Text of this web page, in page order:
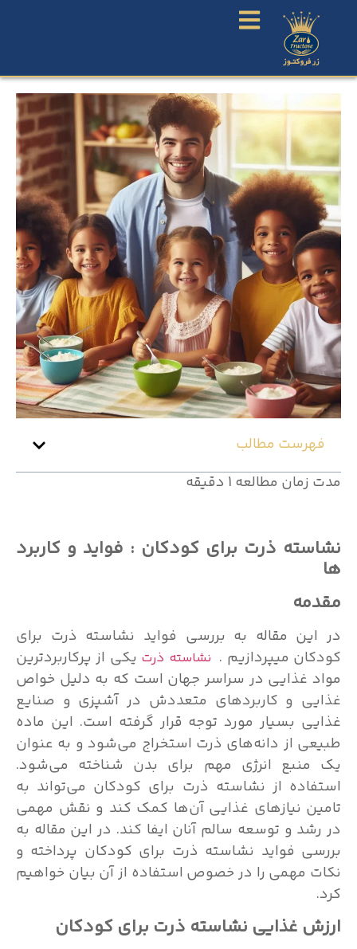
فهرست مطالب
مدت زمان مطالعه 1 دقیقه
نشاسته ذرت برای کودکان : فواید و کاربرد
ها
مقدمه
در این مقاله به بررسی فواید نشاسته ذرت برای
کودکان میپردازیم . نشاسته ذرت یکی از پرکاربردترین
مواد غذایی در سراسر جهان است که به دلیل خواص
غذایی و کاربردهای متعددش در آشپزی و صنایع
غذایی بسیار مورد توجه قرار گرفته است. این ماده
طبیعی از دانه‌های ذرت استخراج می‌شود و به عنوان
یک منبع انرژی مهم برای بدن شناخته می‌شود.
استفاده از نشاسته ذرت برای کودکان می‌تواند به
تامین نیازهای غذایی آن‌ها کمک کند و نقش مهمی
در رشد و توسعه سالم آنان ایفا کند. در این مقاله به
بررسی فواید نشاسته ذرت برای کودکان پرداخته و
نکات مهمی را در خصوص استفاده از آن بیان خواهیم
کرد.
ارزش غذایی نشاسته ذرت برای کودکان